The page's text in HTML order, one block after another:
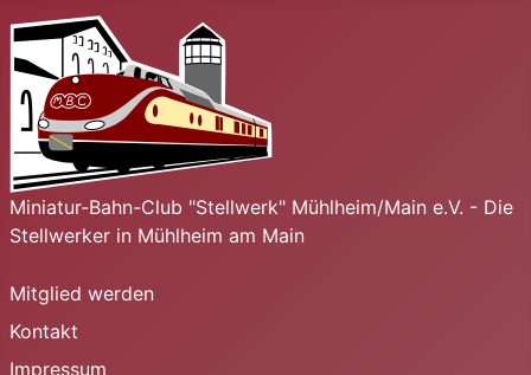
Miniatur-Bahn-Club "Stellwerk" Mühlheim/Main e.V. - Die
Stellwerker in Mühlheim am Main
Mitglied werden
Kontakt
Impressum